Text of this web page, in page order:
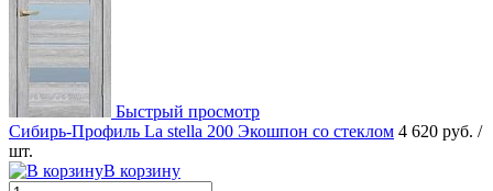
Быстрый просмотр
Сибирь-Профиль La stella 200 Экошпон со стеклом 4 620 руб. /
шт.
В корзину